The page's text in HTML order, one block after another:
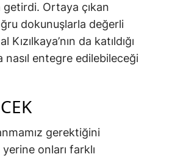
Ortaya çıkan
dokunuşlarla değerli
da katıldığı
entegre edilebileceği
gerektiğini
onları farklı